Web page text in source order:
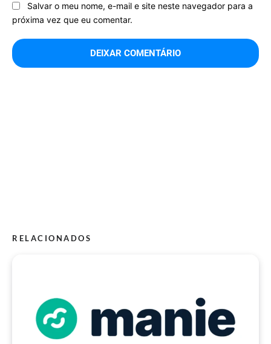
Salvar o meu nome, e-mail e site neste navegador para a
próxima vez que eu comentar.
RELACIONADOS